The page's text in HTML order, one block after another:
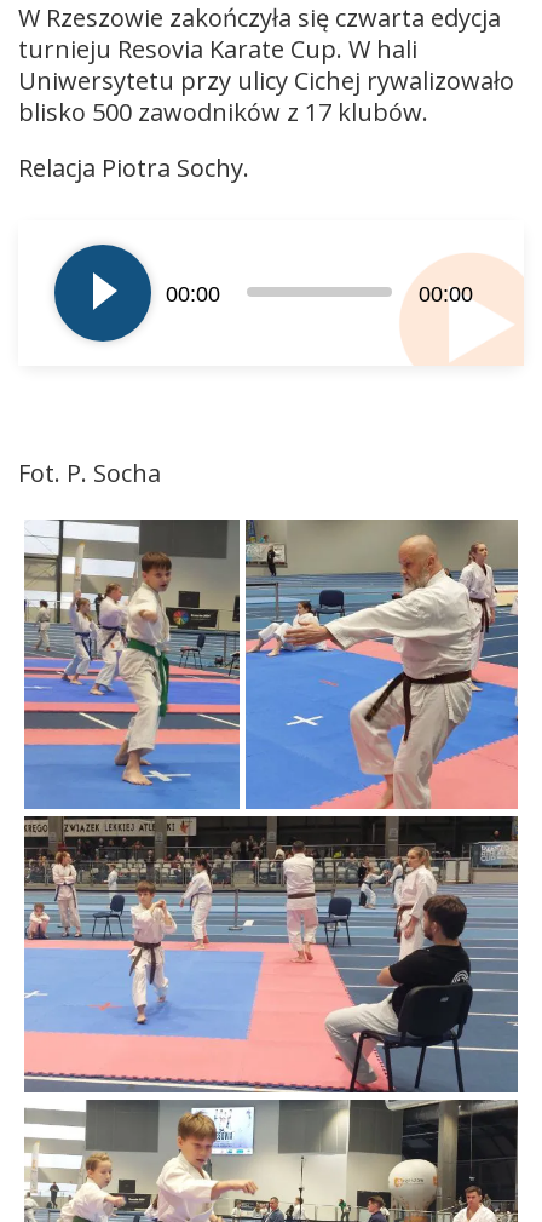
W Rzeszowie zakończyła się czwarta edycja
turnieju Resovia Karate Cup. W hali
Uniwersytetu przy ulicy Cichej rywalizowało
blisko 500 zawodników z 17 klubów.
Relacja Piotra Sochy.
plików
dźwiękowych
00:00 00:00
Fot. P. Socha